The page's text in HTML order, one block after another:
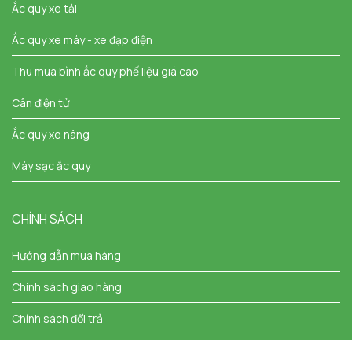
Ắc quy xe tải
Ắc quy xe máy - xe đạp điện
Thu mua bình ắc quy phế liệu giá cao
Cân điện tử
Ắc quy xe nâng
Máy sạc ắc quy
CHÍNH SÁCH
Hướng dẫn mua hàng
Chính sách giao hàng
Chính sách đổi trả